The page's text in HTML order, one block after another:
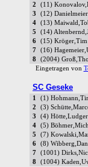
2 (11)
3 (12)
4 (13)
5 (14)
6 (15) Kröger,Tim
7 (16)
8 (2004)
Eingetragen von
SC Geseke
1
(1)
2 (3)
3 (4) Hötte,Ludger
4 (5)
5 (7)
6 (8)
7 (1001)
8 (1004)